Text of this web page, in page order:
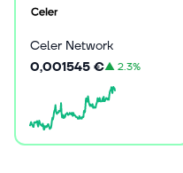
Celer Network
0,001545 €▲2.3%